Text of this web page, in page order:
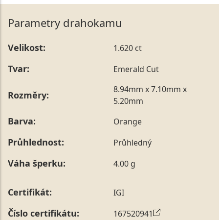
Vaše rozhodnutí. Každý z prstenů Vám rádi na míru
upravíme.
Vzhledem k unikátní mezinárodní certifikaci jsou
konkrétní velikosti. Tu je možné nechat kdykoliv
upravit prostřednictvím našich služeb na Vámi
ale také až po následném obdarování.
Vámi preferovanou velikost můžete uvést přímo do
sdělit během jejího telefonického ověření, které z naší
Pro sdělení skladové velikosti tohoto konkrétního
prstenu nás můžete
kontaktovat
Parametry drahokamu
Velikost: 1.620 ct
Tvar: Emerald Cut
Rozměry:
8.94mm x 7.10mm x
5.20mm
Barva: Orange
Průhlednost: Průhledný
Váha šperku: 4.00 g
Certifikát: IGI
Číslo certifikátu: 167520941